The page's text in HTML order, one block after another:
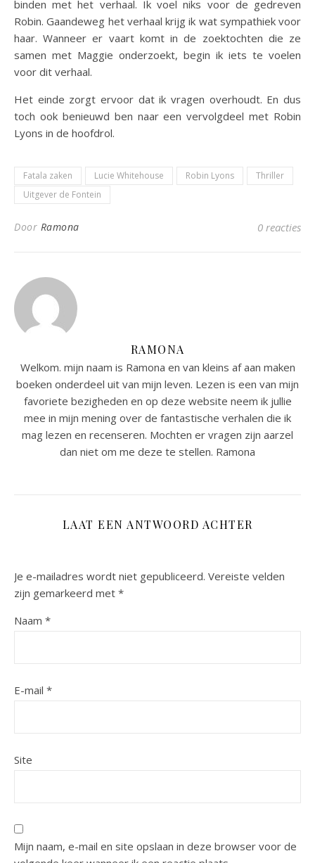
binden met het verhaal. Ik voel niks voor de gedreven
Robin. Gaandeweg het verhaal krijg ik wat sympathiek voor
haar. Wanneer er vaart komt in de zoektochten die ze
samen met Maggie onderzoekt, begin ik iets te voelen
voor dit verhaal.
Het einde zorgt ervoor dat ik vragen overhoudt. En dus
toch ook benieuwd ben naar een vervolgdeel met Robin
Lyons in de hoofdrol.
Fatala zaken Lucie Whitehouse Robin Lyons
Thriller
Uitgever de Fontein
Door Ramona 0 reacties
RAMONA
Welkom. mijn naam is Ramona en van kleins af aan maken
boeken onderdeel uit van mijn leven. Lezen is een van mijn
favoriete bezigheden en op deze website neem ik jullie
mee in mijn mening over de fantastische verhalen die ik
mag lezen en recenseren. Mochten er vragen zijn aarzel
dan niet om me deze te stellen. Ramona
LAAT EEN ANTWOORD ACHTER
Je e-mailadres wordt niet gepubliceerd. Vereiste velden
zijn gemarkeerd met *
Naam *
E-mail *
Site
Mijn naam, e-mail en site opslaan in deze browser voor de